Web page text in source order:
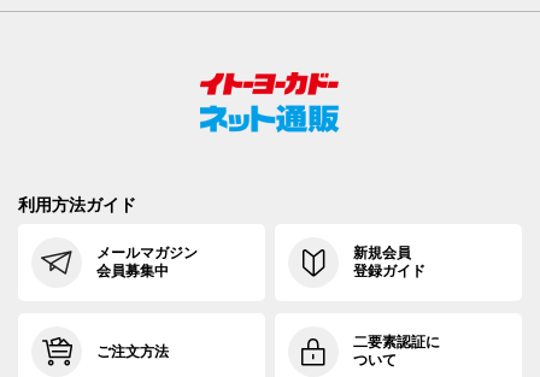
利用方法ガイド
メールマガジン
会員募集中
新規会員
登録ガイド
ご注文方法
二要素認証に
ついて